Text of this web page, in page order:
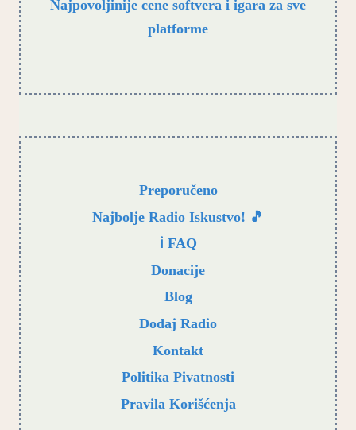
Najpovoljinije cene softvera i igara za sve
platforme
Preporučeno
Najbolje Radio Iskustvo! 🎵
ℹ️ FAQ
Donacije
Blog
Dodaj Radio
Kontakt
Politika Pivatnosti
Pravila Korišćenja